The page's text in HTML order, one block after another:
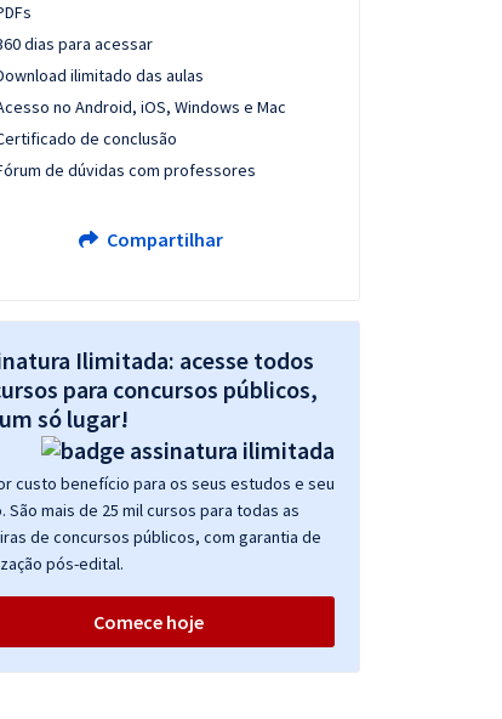
dias para acessar
ilimitado das aulas
no Android, iOS, Windows e Mac
de conclusão
de dúvidas com professores
Compartilhar
Ilimitada: acesse todos
para concursos públicos,
só lugar!
custo benefício para os seus estudos e seu
São mais de 25 mil cursos para todas as
de concursos públicos, com garantia de
pós-edital.
Comece hoje